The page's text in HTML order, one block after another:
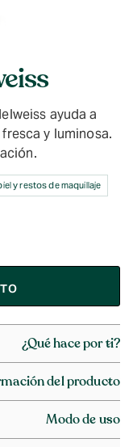
ayuda a
y luminosa.
y restos de maquillaje
¿Qué hace por ti?
del producto
Modo de uso